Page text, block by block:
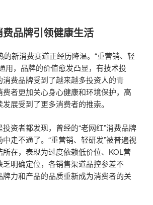
品牌引领健康生活
的新消费赛道正经历降温。“重营销、轻
用，品牌的价值愈发凸显，有技术投
消费品牌受到了越来越多投资人的青
费者更加关心身心健康和环境保护，高
展受到了更多消费者的推崇。
资者都发现，曾经的“老网红”消费品牌
走不通了。“重营销、轻研发”被普遍视
在，表现为过度依赖低价位、KOL营
明确定位，各销售渠道品控参差不
力和产品的品质重新成为消费者的关